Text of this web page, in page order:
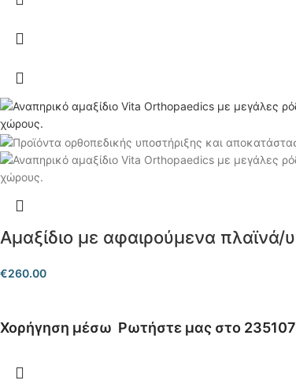
Αμαξίδιο με αφαιρούμενα
€260.00
Χορήγηση μέσω Ρωτήστε μας στο